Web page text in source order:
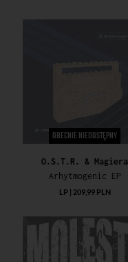
OBECNIE NIEDOSTĘPNY
O.S.T.R. & Magiera
Arhytmogenic EP
LP | 209,99 PLN